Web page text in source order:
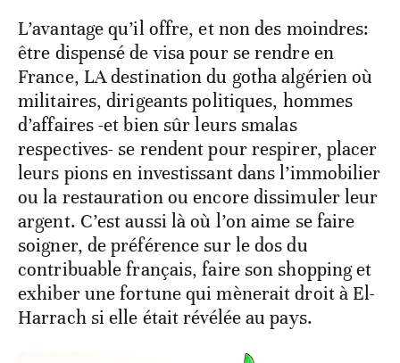
L’avantage qu’il offre, et non des moindres:
être dispensé de visa pour se rendre en
France, LA destination du gotha algérien où
militaires, dirigeants politiques, hommes
d’affaires -et bien sûr leurs smalas
respectives- se rendent pour respirer, placer
leurs pions en investissant dans l’immobilier
ou la restauration ou encore dissimuler leur
argent. C’est aussi là où l’on aime se faire
soigner, de préférence sur le dos du
contribuable français, faire son shopping et
exhiber une fortune qui mènerait droit à El-
Harrach si elle était révélée au pays.